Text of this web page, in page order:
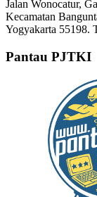
Jalan Wonocatur,
Kecamatan
Yogyakarta 55198.
Pantau PJTKI